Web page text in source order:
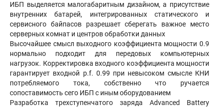
ИБП выделяется малогабаритным дизайном, а присутствие
внутренних батарей, интегрированных статического и
сервисного байпасов разрешает сберегать важное место
серверных комнат и центров обработки данных
Высочайшее смысл выходного коэффициента мощности 0.9
нормально подходит для передовых компьютерных
нагрузок. Корректировка входного коэффициента мощности
гарантирует входной p.f. 0.99 при невысоком смысле КНИ
потребляемого тока, собственно что ручается
сопоставимость сего ИБП с иным оборудованием
Разработка трехступенчатого заряда Advanced Battery